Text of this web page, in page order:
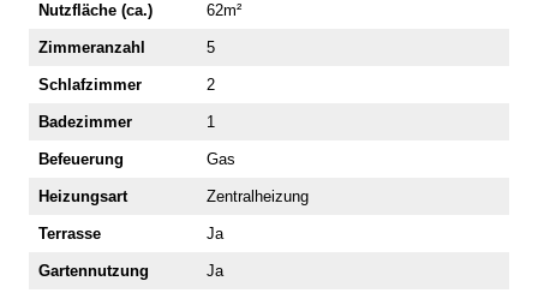
Nutzfläche (ca.) 62m²
Zimmeranzahl 5
Schlafzimmer 2
Badezimmer 1
Befeuerung Gas
Heizungsart Zentralheizung
Terrasse Ja
Gartennutzung Ja